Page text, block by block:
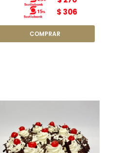
$ 306
Schwarzwälder Kirschtorte
(Torta selva negra) N6